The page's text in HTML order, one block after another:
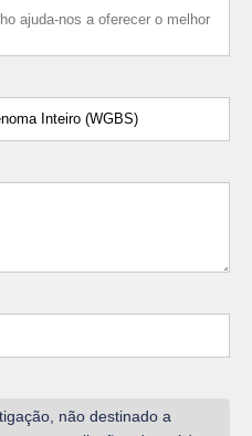
não destinado a